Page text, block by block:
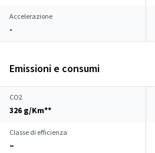
Accelerazione
-
Emissioni e consumi
CO2
326 g/Km**
Classe di efficienza
–